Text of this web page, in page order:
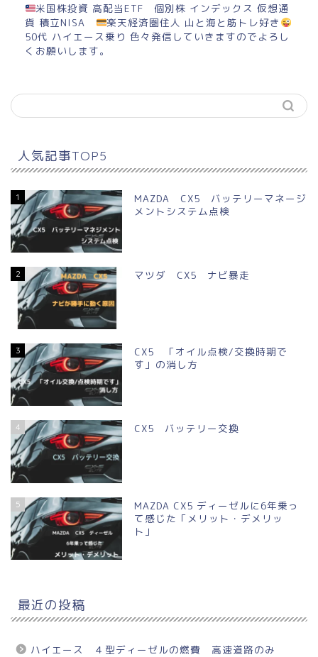
米国株投資 高配当ETF 個別株 インデックス 仮想通
貨 積立NISA
楽天経済圏住人 山と海と筋トレ好き
50代 ハイエース乗り 色々発信していきますのでよろし
くお願いします。
人気記事TOP5
1
MAZDA CX5 バッテリーマネージ
メントシステム点検
2 マツダ CX5 ナビ暴走
3
CX5 「オイル点検/交換時期で
す」の消し方
4 CX5 バッテリー交換
5
MAZDA CX5 ディーゼルに6年乗っ
て感じた「メリット・デメリッ
ト」
最近の投稿
ハイエース ４型ディーゼルの燃費 高速道路のみ